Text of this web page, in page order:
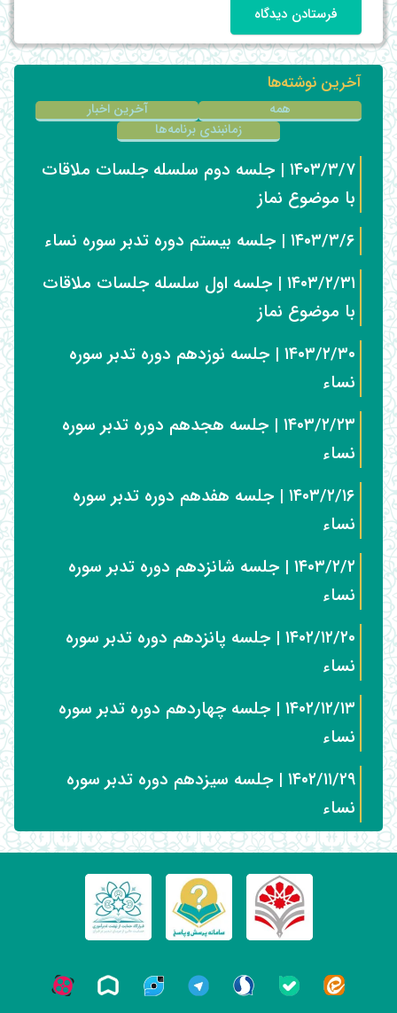
فرستادن دیدگاه
آخرین نوشته‌ها
همه
آخرین اخبار
زمانبندی برنامه‌ها
۱۴۰۳/۳/۷ | جلسه دوم سلسله جلسات ملاقات
با موضوع نماز
۱۴۰۳/۳/۶ | جلسه بیستم دوره تدبر سوره نساء
۱۴۰۳/۲/۳۱ | جلسه اول سلسله جلسات ملاقات
با موضوع نماز
۱۴۰۳/۲/۳۰ | جلسه نوزدهم دوره تدبر سوره
نساء
۱۴۰۳/۲/۲۳ | جلسه هجدهم دوره تدبر سوره
نساء
۱۴۰۳/۲/۱۶ | جلسه هفدهم دوره تدبر سوره
نساء
۱۴۰۳/۲/۲ | جلسه شانزدهم دوره تدبر سوره
نساء
۱۴۰۲/۱۲/۲۰ | جلسه پانزدهم دوره تدبر سوره
نساء
۱۴۰۲/۱۲/۱۳ | جلسه چهاردهم دوره تدبر سوره
نساء
۱۴۰۲/۱۱/۲۹ | جلسه سیزدهم دوره تدبر سوره
نساء